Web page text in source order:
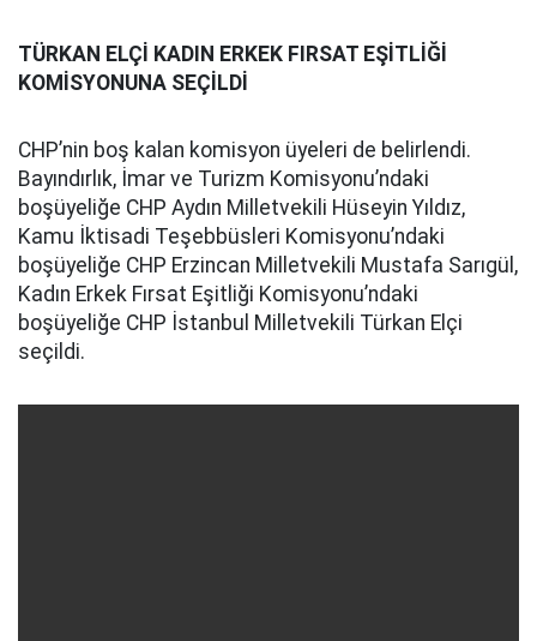
TÜRKAN ELÇİ KADIN ERKEK FIRSAT EŞİTLİĞİ
KOMİSYONUNA SEÇİLDİ
CHP’nin boş kalan komisyon üyeleri de belirlendi.
Bayındırlık, İmar ve Turizm Komisyonu’ndaki
boşüyeliğe CHP Aydın Milletvekili Hüseyin Yıldız,
Kamu İktisadi Teşebbüsleri Komisyonu’ndaki
boşüyeliğe CHP Erzincan Milletvekili Mustafa Sarıgül,
Kadın Erkek Fırsat Eşitliği Komisyonu’ndaki
boşüyeliğe CHP İstanbul Milletvekili Türkan Elçi
seçildi.